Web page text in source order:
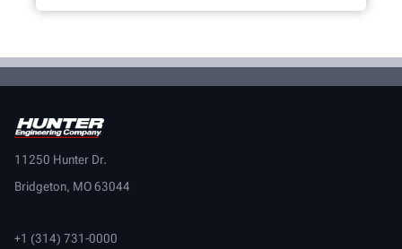
11250 Hunter Dr.
Bridgeton, MO 63044
+1 (314) 731-0000